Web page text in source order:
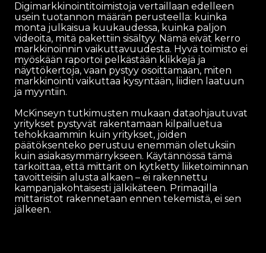
Digimarkkinointitoimistoja vertaillaan edelleen
usein tuotannon määrän perusteella: kuinka
monta julkaisua kuukaudessa, kuinka paljon
videoita, mitä pakettiin sisältyy. Nämä eivät kerro
markkinoinnin vaikuttavuudesta. Hyvä toimisto ei
myöskään raportoi pelkästään klikkejä ja
näyttökertoja, vaan pystyy osoittamaan, miten
markkinointi vaikuttaa kysyntään, liidien laatuun
ja myyntiin.
McKinseyn tutkimusten mukaan dataohjautuvat
yritykset pystyvät rakentamaan kilpailuetua
tehokkaammin kuin yritykset, joiden
päätöksenteko perustuu enemmän oletuksiin
kuin asiakasymmärrykseen. Käytännössä tämä
tarkoittaa, että mittarit on kytketty liiketoiminnan
tavoitteisiin alusta alkaen – ei rakennettu
kampanjakohtaisesti jälkikäteen. Primaqilla
mittaristot rakennetaan ennen tekemistä, ei sen
jälkeen.